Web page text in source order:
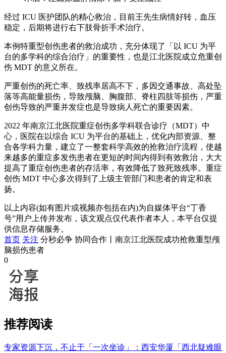
经过 ICU 医护团队的精心救治，目前王先生病情好转，血压
稳定，后期将进行右下肢骨折手术治疗。
本例特重型创伤患者的救治成功，充分体现了「以 ICU 为平
台的多学科的综合治疗」的重要性，也是江北医院成立危重创
伤 MDT 的意义所在。
严重创伤的死亡率、致残率居高不下，多因交通事故、高处坠
落等高能量损伤，导致颅脑、胸腹部、脊柱四肢等损伤，严重
创伤导致的严重并发症也是导致病人死亡的重要因素。
2022 年南京江北医院重症创伤多学科联合诊疗（MDT）中
心，医院在以综合 ICU 为平台的基础上，优化内部资源、整
合各学科力量，建立了一整套科学高效的抢救治疗流程，使越
来越多的重症多发伤患者在更短的时间内得到有效救治，大大
提高了重症创伤患者的存活率，有效降低了致死致残率。重症
创伤 MDT 中心多次得到了上级主管部门和患者的肯定和表
扬。
以上内容(如有图片或视频亦包括在内)为自媒体平台“丁香
号”用户上传并发布，该文观点仅代表作者本人，本平台仅提
供信息存储服务。
首页 关注 分秒必争 协同合作丨南京江北医院成功抢救重型颅
脑损伤患者
0
推荐阅读
专家资源下沉，不止于「一次坐诊」：西安华厦「西北疑难眼